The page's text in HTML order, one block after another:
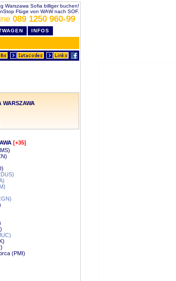
Warszawa Sofia billiger buchen!
Flüge von WAW nach SOF.
089 1250 960-99
INFOS
WARSZAWA
[+35]
(PMI)